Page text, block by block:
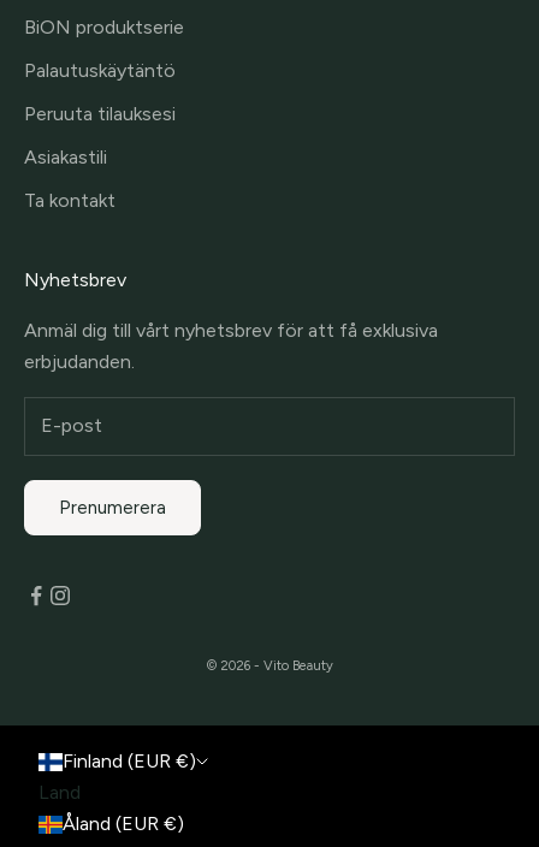
BiON produktserie
Palautuskäytäntö
Peruuta tilauksesi
Asiakastili
Ta kontakt
Nyhetsbrev
Anmäl dig till vårt nyhetsbrev för att få exklusiva
erbjudanden.
Prenumerera
© 2026 - Vito Beauty
Finland (EUR €)
Land
Åland (EUR €)